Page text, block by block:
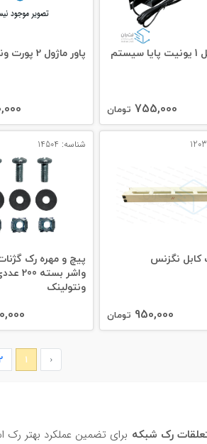
755,000 تومان
پاور ماژول 2 پورت ونتولینک
کابل نگزنس
950,000 تومان
شناسه: 14504
پیچ و مهره رک
واشر بسته
ونتولینک
‹
1
رک شبکه برای تضمین عملکرد بهتر رک